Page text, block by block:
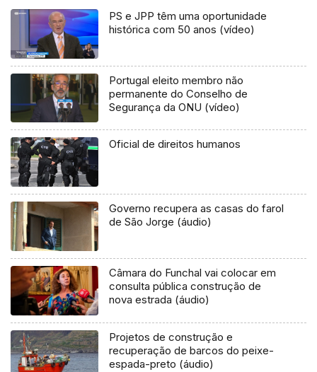
PS e JPP têm uma oportunidade
histórica com 50 anos (vídeo)
Portugal eleito membro não
permanente do Conselho de
Segurança da ONU (vídeo)
Oficial de direitos humanos
Governo recupera as casas do farol
de São Jorge (áudio)
Câmara do Funchal vai colocar em
consulta pública construção de
nova estrada (áudio)
Projetos de construção e
recuperação de barcos do peixe-
espada-preto (áudio)